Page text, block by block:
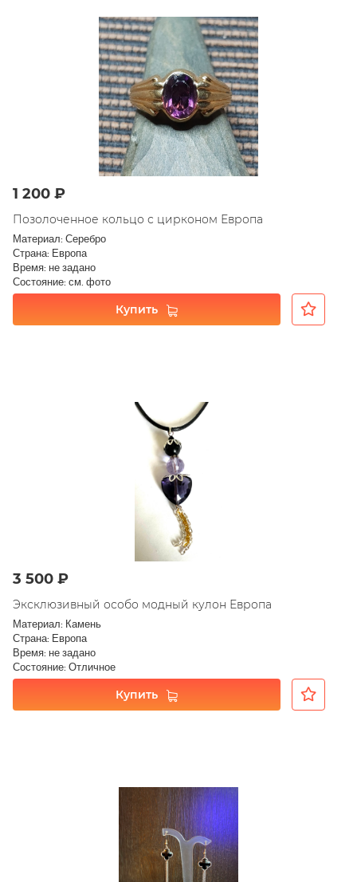
1 200 ₽
Позолоченное кольцо с цирконом Европа
Материал: Серебро
Страна: Европа
Время: не задано
Состояние: см. фото
Купить
3 500 ₽
Эксклюзивный особо модный кулон Европа
Материал: Камень
Страна: Европа
Время: не задано
Состояние: Отличное
Купить